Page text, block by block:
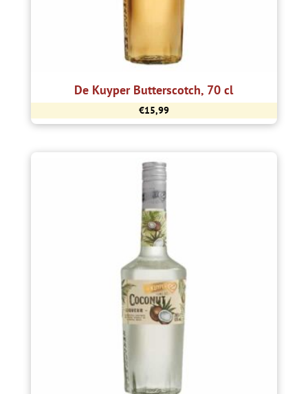
De Kuyper Butterscotch, 70 cl
€15,99